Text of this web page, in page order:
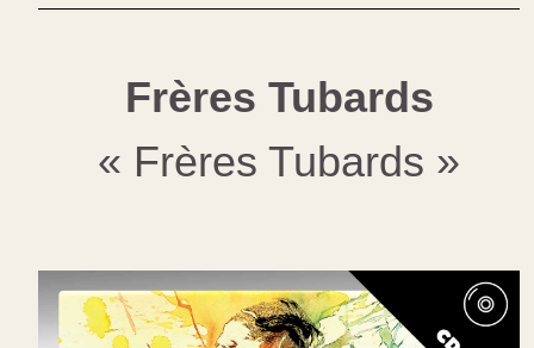
Frères Tubards
« Frères Tubards »